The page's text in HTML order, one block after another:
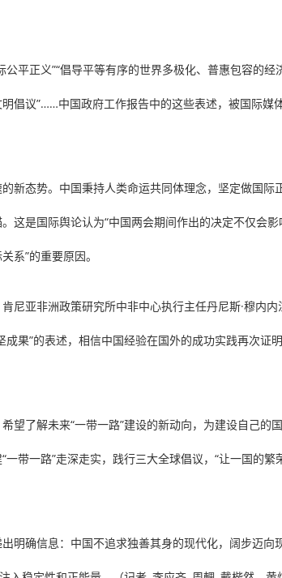
平正义”“倡导平等有序的世界多极化、普惠包容的经
倡议”……中国政府工作报告中的这些表述，被国际媒
新态势。中国秉持人类命运共同体理念，坚定做国际
这是国际舆论认为“中国两会期间作出的决定不仅会
系”的重要原因。
尼亚非洲政策研究所中非中心执行主任丹尼斯·穆内内
果”的表述，相信中国经验在国外的成功实践再次证
望了解未来“一带一路”建设的新动向，为建设自己的
带一路”走深走实，践行三大全球倡议，“让一国的繁
明确信息：中国不追求独善其身的现代化，阔步迈向